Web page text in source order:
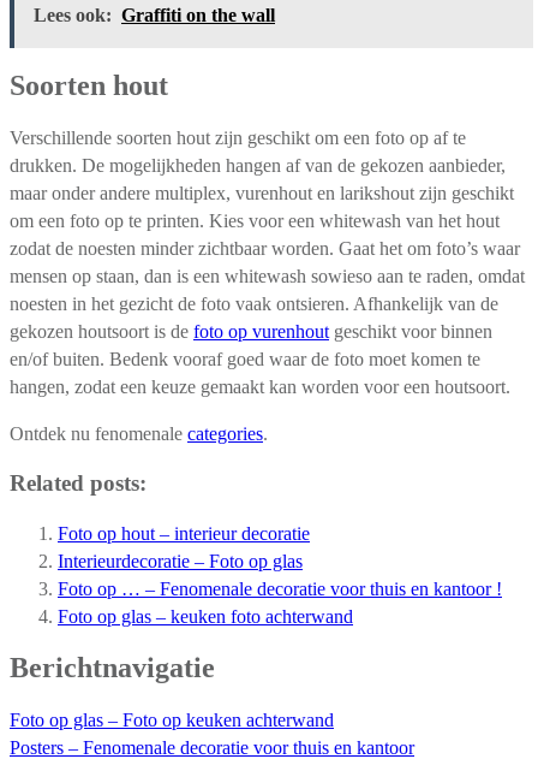
Lees ook: Graffiti on the wall
Soorten hout
Verschillende soorten hout zijn geschikt om een foto op af te
drukken. De mogelijkheden hangen af van de gekozen aanbieder,
maar onder andere multiplex, vurenhout en larikshout zijn geschikt
om een foto op te printen. Kies voor een whitewash van het hout
zodat de noesten minder zichtbaar worden. Gaat het om foto’s waar
mensen op staan, dan is een whitewash sowieso aan te raden, omdat
noesten in het gezicht de foto vaak ontsieren. Afhankelijk van de
gekozen houtsoort is de foto op vurenhout geschikt voor binnen
en/of buiten. Bedenk vooraf goed waar de foto moet komen te
hangen, zodat een keuze gemaakt kan worden voor een houtsoort.
Ontdek nu fenomenale categories.
Related posts:
Foto op hout – interieur decoratie
Interieurdecoratie – Foto op glas
Foto op … – Fenomenale decoratie voor thuis en kantoor !
Foto op glas – keuken foto achterwand
Berichtnavigatie
Foto op glas – Foto op keuken achterwand
Posters – Fenomenale decoratie voor thuis en kantoor